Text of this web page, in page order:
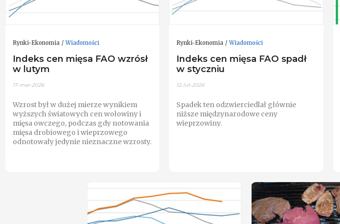
Rynki-Ekonomia Wiadomości
Indeks cen mięsa FAO wzrósł
w lutym
17-mar-2026
Wzrost był w dużej mierze wynikiem
wyższych światowych cen wołowiny i
mięsa owczego, podczas gdy notowania
mięsa drobiowego i wieprzowego
odnotowały jedynie nieznaczne wzrosty.
Rynki-Ekonomia Wiadomości
Indeks cen mięsa FAO spadł
w styczniu
12-lut-2026
Spadek ten odzwierciedlał głównie
niższe międzynarodowe ceny
wieprzowiny.